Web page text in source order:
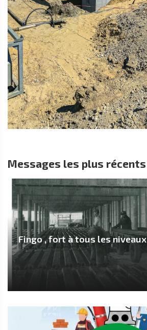
Messages les plus récents
Fingo , fort à tous les niveaux